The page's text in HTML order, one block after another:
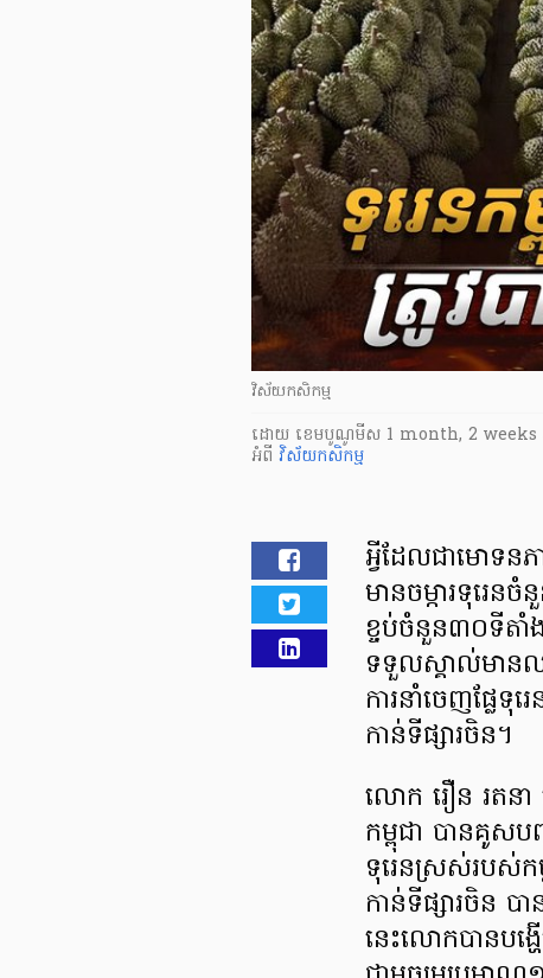
វិស័យកសិកម្ម
ដោយ ​ ខេមបូណូមីស 1 month, 2 weeks
អំពី វិស័យកសិកម្ម
អ្វីដែលជាមោទន
មានចម្ការទុរេន
ខ្ចប់ចំនួន៣០ទីតាំ
ទទួលស្គាល់មានល
ការនាំចេញផ្លែ
កាន់ទីផ្សារចិន។
លោក រឿន រតនា
កម្ពុជា បានគូសប
ទុរេនស្រស់របស់ក
កាន់ទីផ្សារចិន
នេះលោកបានបង្ហ